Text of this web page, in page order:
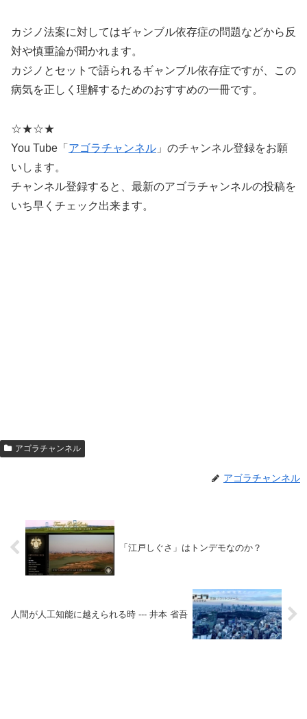
カジノ法案に対してはギャンブル依存症の問題などから反
対や慎重論が聞かれます。
カジノとセットで語られるギャンブル依存症ですが、この
病気を正しく理解するためのおすすめの一冊です。
☆★☆★
You Tube「 アゴラチャンネル 」のチャンネル登録をお願
いします。
チャンネル登録すると、最新のアゴラチャンネルの投稿を
いち早くチェック出来ます。
アゴラチャンネル
アゴラチャンネル
「江戸しぐさ」はトンデモなのか？
人間が人工知能に越えられる時 --- 井本 省吾